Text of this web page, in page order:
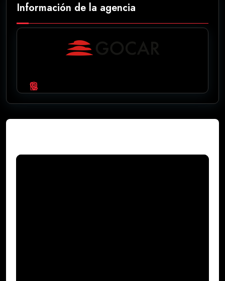
Información de la agencia